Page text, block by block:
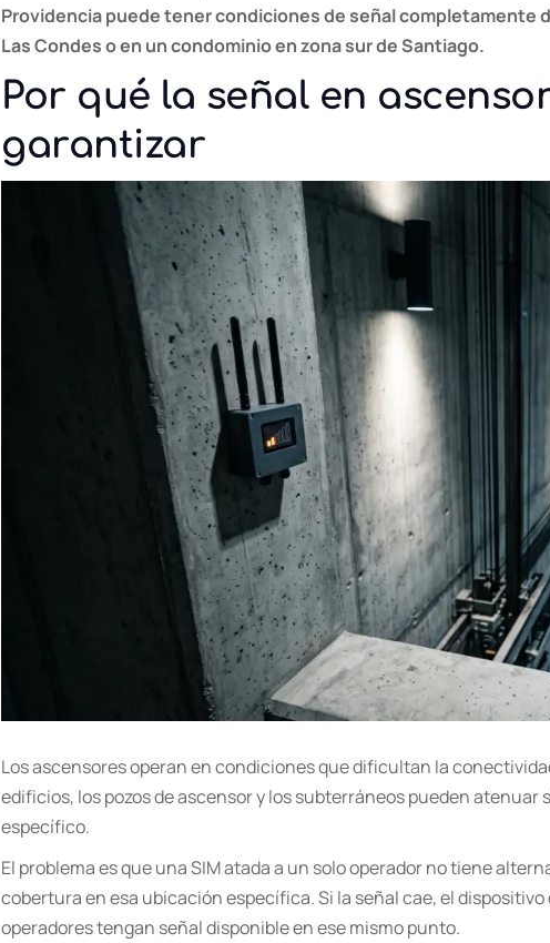
Providencia puede tener condiciones de señal completamente
Las Condes o en un condominio en zona sur de Santiago.
Por qué la señal en
garantizar
Los ascensores operan en condiciones que dificultan la
edificios, los pozos de ascensor y los subterráneos pueden
específico.
El problema es que una SIM atada a un solo operador no tiene
cobertura en esa ubicación específica. Si la señal cae, el
operadores tengan señal disponible en ese mismo punto.